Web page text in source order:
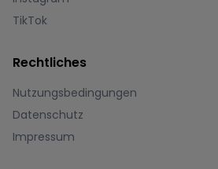
TikTok
Rechtliches
Nutzungsbedingungen
Datenschutz
Impressum